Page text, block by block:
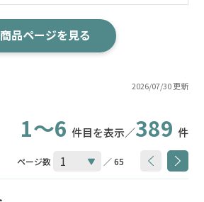
2026/07/30 更新
商品ページを見る
1～6 件目を表示／389 件
ページ数 ／ 65